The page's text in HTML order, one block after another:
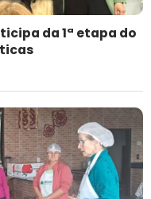
da 1ª etapa do